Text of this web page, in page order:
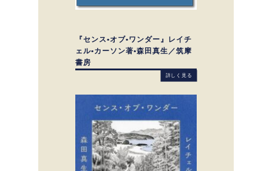
『センス•オブ•ワンダー』レイチ
ェル•カーソン著•森田真生／筑摩
書房
詳しく見る